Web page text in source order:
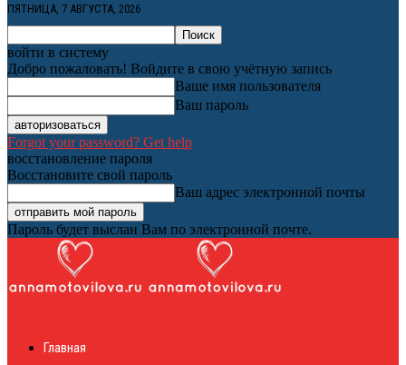
ПЯТНИЦА, 7 АВГУСТА, 2026
войти в систему
Добро пожаловать! Войдите в свою учётную запись
Ваше имя пользователя
Ваш пароль
Forgot your password? Get help
восстановление пароля
Восстановите свой пароль
Ваш адрес электронной почты
Пароль будет выслан Вам по электронной почте.
журналГлавная